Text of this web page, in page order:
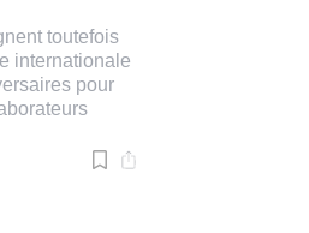
toutefois
internationale
pour